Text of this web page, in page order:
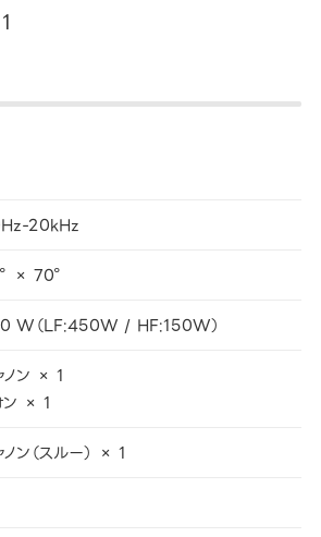
20kHz
× 70°
W（LF:450W / HF:150W）
ノン × 1
ン × 1
ノン（スルー） × 1